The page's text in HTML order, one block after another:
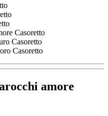
Casoretto
Casoretto
Casoretto
amore